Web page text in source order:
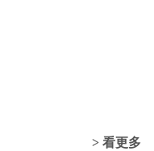
> 看更多